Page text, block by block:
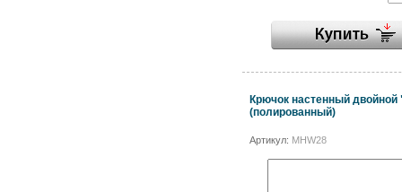
Крючок настенный двойной
(полированный)
Артикул: MHW28